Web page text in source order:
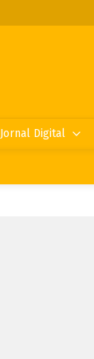
Jornal Digital